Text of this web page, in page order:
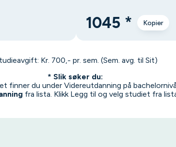
1045 * Kopier
Kr. 700,- pr. sem. (Sem. avg. til Sit)
* Slik søker du:
finner du under Videreutdanning på
fra lista. Klikk Legg til og velg studiet fra